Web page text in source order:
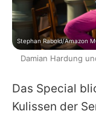
Das Special
Kulissen der
Stephan Rabold/Amazon
Damian Hardung